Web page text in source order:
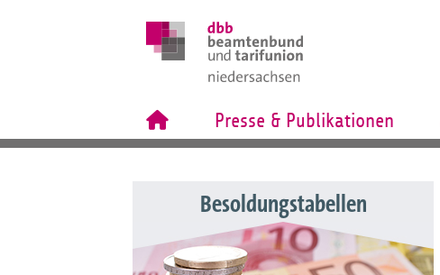
Presse & Publikationen
Besoldungstabellen